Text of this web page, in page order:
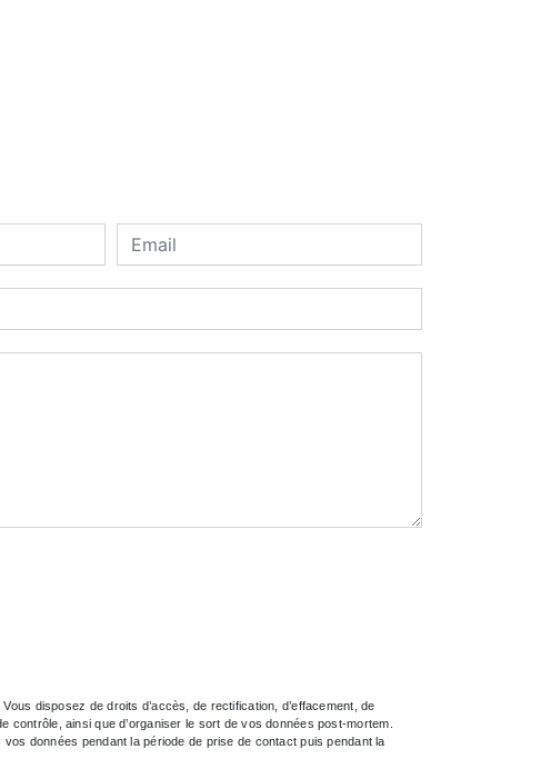
disposez de droits d’accès, de rectification, d’effacement, de
contrôle, ainsi que d’organiser le sort de vos données post-mortem.
données pendant la période de prise de contact puis pendant la